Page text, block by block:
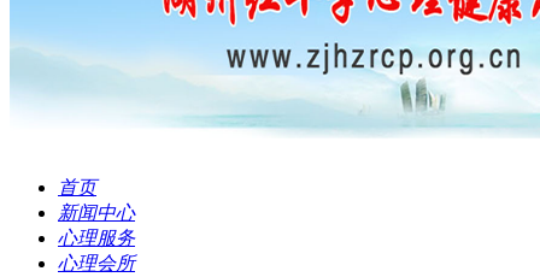
首页
新闻中心
心理服务
心理会所